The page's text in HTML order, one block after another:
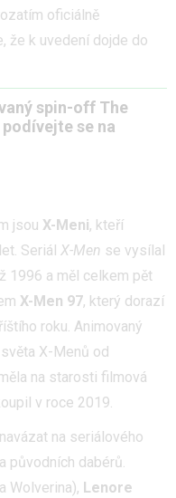
oficiálně
že k uvedení dojde do
spin-off The
se na
jsou X-Meni, kteří
Seriál X-Men se vysílal
1996 a měl celkem pět
X-Men 97, který dorazí
roku. Animovaný
X-Menů od
na starosti filmová
v roce 2019.
na seriálového
původních dabérů.
Wolverina), Lenore